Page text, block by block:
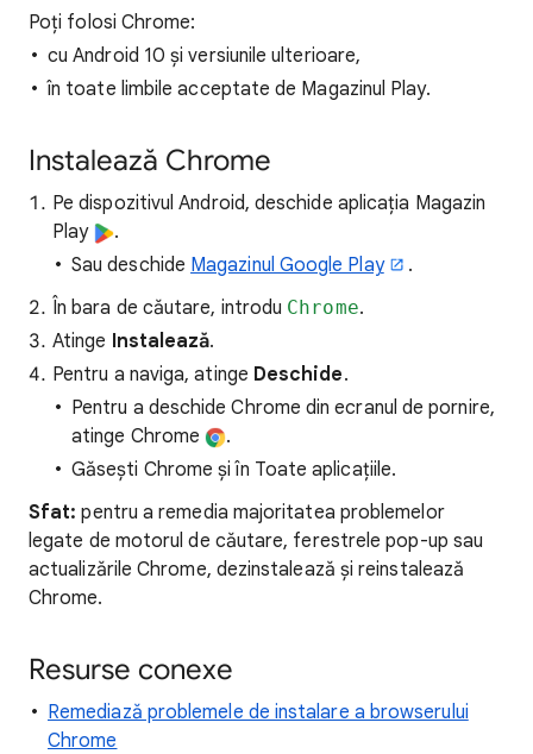
Poți folosi Chrome:
cu Android 10 și versiunile ulterioare,
în toate limbile acceptate de Magazinul Play.
Instalează Chrome
Pe dispozitivul Android, deschide aplicația Magazin
Play
.
Sau deschide Magazinul Google Play
.
În bara de căutare, introdu Chrome.
Atinge Instalează.
Pentru a naviga, atinge Deschide.
Pentru a deschide Chrome din ecranul de pornire,
atinge Chrome
.
Găsești Chrome și în Toate aplicațiile.
Sfat: pentru a remedia majoritatea problemelor
legate de motorul de căutare, ferestrele pop-up sau
actualizările Chrome, dezinstalează și reinstalează
Chrome.
Resurse conexe
Remediază problemele de instalare a browserului
Chrome